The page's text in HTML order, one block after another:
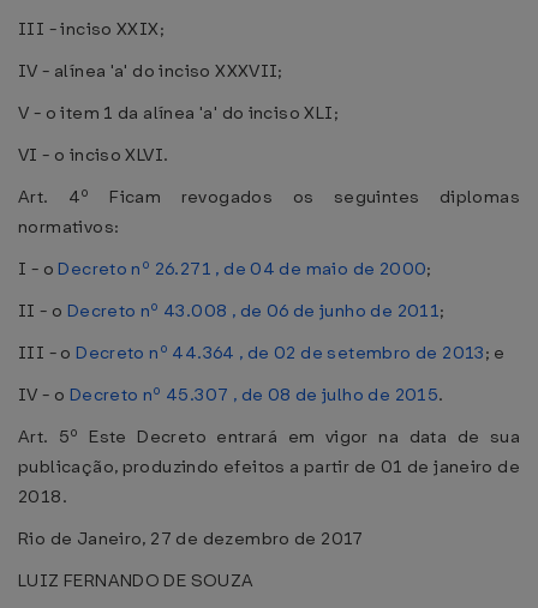
III - inciso XXIX;
IV - alínea 'a' do inciso XXXVII;
V - o item 1 da alínea 'a' do inciso XLI;
VI - o inciso XLVI.
Art. 4º Ficam revogados os seguintes diplomas
normativos:
I - o Decreto nº 26.271 , de 04 de maio de 2000;
II - o Decreto nº 43.008 , de 06 de junho de 2011;
III - o Decreto nº 44.364 , de 02 de setembro de 2013; e
IV - o Decreto nº 45.307 , de 08 de julho de 2015.
Art. 5º Este Decreto entrará em vigor na data de sua
publicação, produzindo efeitos a partir de 01 de janeiro de
2018.
Rio de Janeiro, 27 de dezembro de 2017
LUIZ FERNANDO DE SOUZA